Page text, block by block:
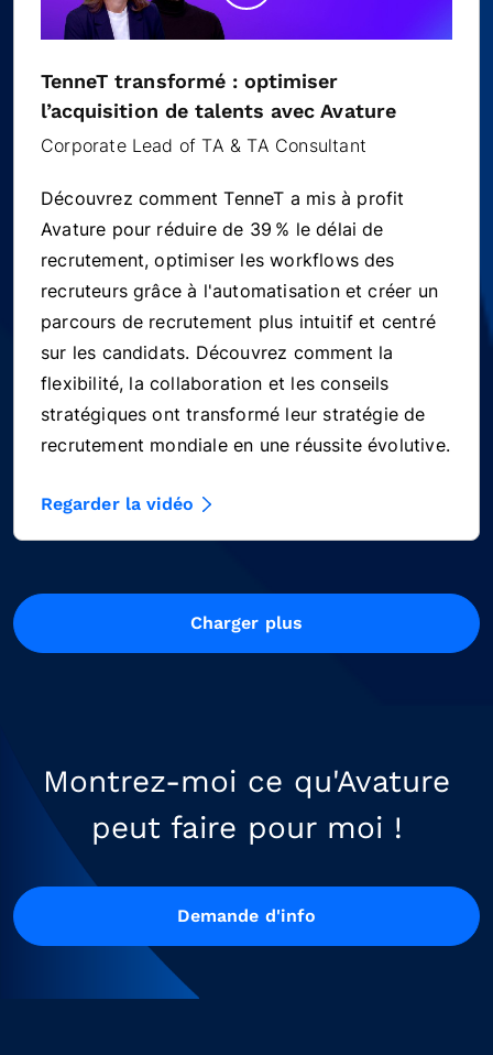
TenneT transformé : optimiser
l’acquisition de talents avec Avature
Corporate Lead of TA & TA Consultant
Découvrez comment TenneT a mis à profit
Avature pour réduire de 39 % le délai de
recrutement, optimiser les workflows des
recruteurs grâce à l'automatisation et créer un
parcours de recrutement plus intuitif et centré
sur les candidats. Découvrez comment la
flexibilité, la collaboration et les conseils
stratégiques ont transformé leur stratégie de
recrutement mondiale en une réussite évolutive.
Regarder la vidéo
Charger plus
Montrez-moi ce qu'Avature
peut faire pour moi !
Demande d'info